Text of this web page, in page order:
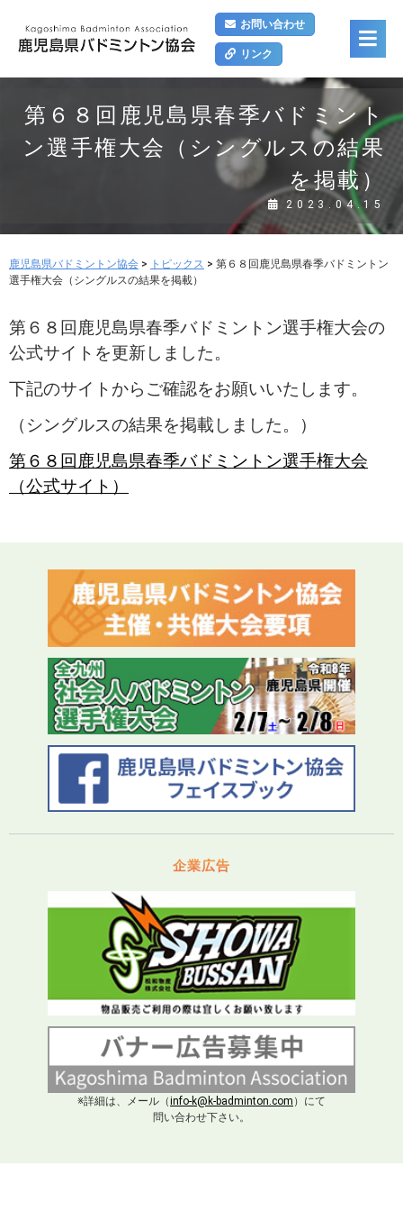
お問い合わせ
リンク
第６８回鹿児島県春季バドミント
ン選手権大会（シングルスの結果
を掲載）
2023.04.15
鹿児島県バドミントン協会 > トピックス > 第６８回鹿児島県春季バドミントン
選手権大会（シングルスの結果を掲載）
第６８回鹿児島県春季バドミントン選手権大会の
公式サイトを更新しました。
下記のサイトからご確認をお願いいたします。
（シングルスの結果を掲載しました。）
第６８回鹿児島県春季バドミントン選手権大会
（公式サイト）
企業広告
※詳細は、メール（info-k@k-badminton.com ）にて
問い合わせ下さい。